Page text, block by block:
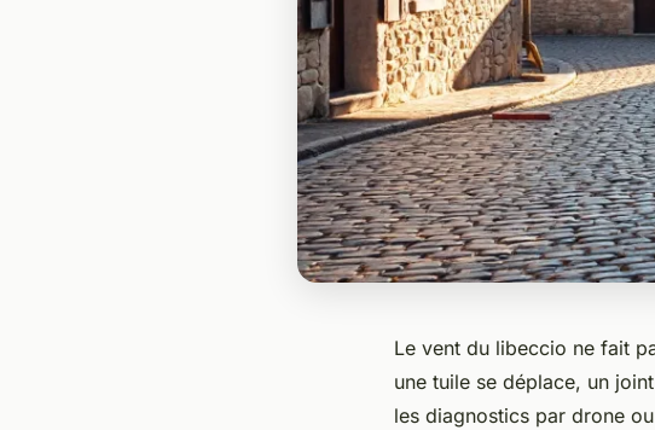
Le vent du libeccio ne fait
une tuile se déplace, un
les diagnostics par drone